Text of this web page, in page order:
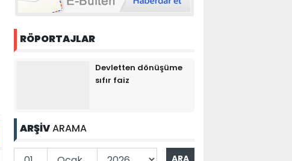
RÖPORTAJLAR
Devletten dönüşüme
sıfır faiz
ARŞİVARAMA